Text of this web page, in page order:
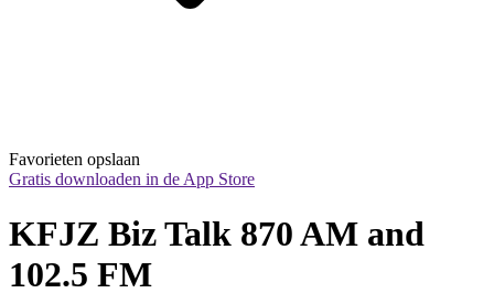
Favorieten opslaan
Gratis downloaden in de App Store
KFJZ Biz Talk 870 AM and
102.5 FM